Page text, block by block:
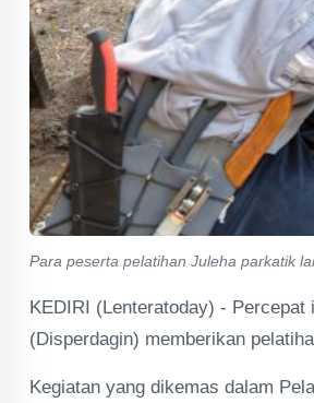
Para peserta pelatihan Juleha parkatik
KEDIRI (Lenteratoday) -
(Disperdagin) memberikan
Kegiatan yang dikemas dalam